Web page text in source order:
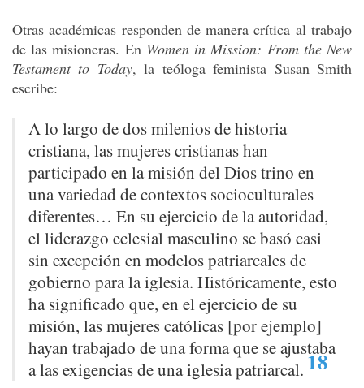
Otras académicas responden de manera crítica al trabajo
de las misioneras. En Women in Mission: From the New
Testament to Today, la teóloga feminista Susan Smith
escribe:
A lo largo de dos milenios de historia
cristiana, las mujeres cristianas han
participado en la misión del Dios trino en
una variedad de contextos socioculturales
diferentes… En su ejercicio de la autoridad,
el liderazgo eclesial masculino se basó casi
sin excepción en modelos patriarcales de
gobierno para la iglesia. Históricamente, esto
ha significado que, en el ejercicio de su
misión, las mujeres católicas [por ejemplo]
hayan trabajado de una forma que se ajustaba
a las exigencias de una iglesia patriarcal.18